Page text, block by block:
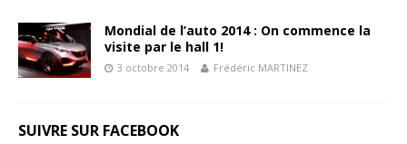
Mondial de l’auto 2014 : On commence la
visite par le hall 1!
3 octobre 2014 Frédéric MARTINEZ
SUIVRE SUR FACEBOOK